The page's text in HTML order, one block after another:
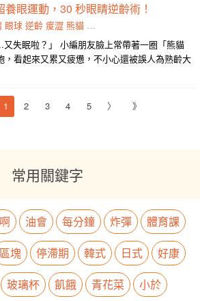
眼運動，30 秒眼睛逆齡術！
眼球 逆齡 痠澀 熊貓 雙眼
又失眠啦？」 小編朋友臉上常帶著一圈「熊貓
，看起來又累又疲憊，不小心還被誤人為熟齡大
1 2 3 4 5 〉 》
常用關鍵字
油會 每分鐘 炸彈
體育課
區塊 停滯期 韓式 日式
好康
玻璃杯 飢餓 青花菜 小於